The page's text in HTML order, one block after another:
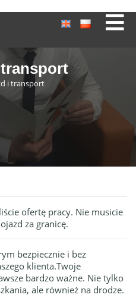
i transport
ofertę pracy. Nie musicie
za granicę.
bezpiecznie i bez
klienta.Twoje
bardzo ważne. Nie tylko
ale również na drodze.